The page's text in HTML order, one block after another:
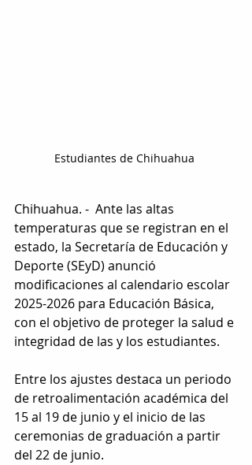
Estudiantes de Chihuahua
Chihuahua. -  Ante las altas
temperaturas que se registran en el
estado, la Secretaría de Educación y
Deporte (SEyD) anunció
modificaciones al calendario escolar
2025-2026 para Educación Básica,
con el objetivo de proteger la salud e
integridad de las y los estudiantes.
Entre los ajustes destaca un periodo
de retroalimentación académica del
15 al 19 de junio y el inicio de las
ceremonias de graduación a partir
del 22 de junio.